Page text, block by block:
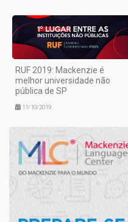
RUF 2019: Mackenzie é
melhor universidade não
pública de SP
11/10/2019